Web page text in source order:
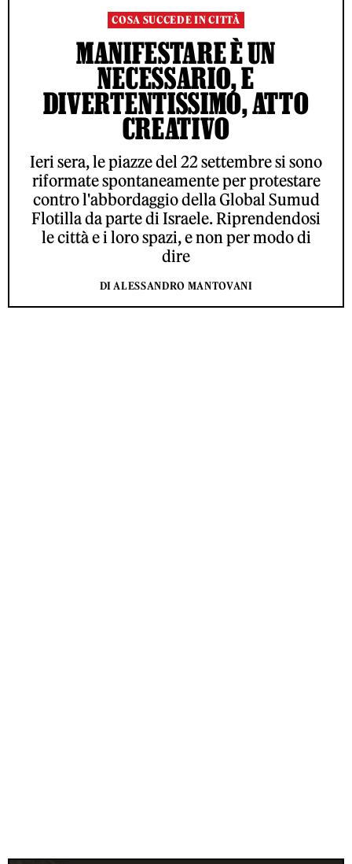
COSA SUCCEDE IN CITTÀ
MANIFESTARE È UN
NECESSARIO, E
DIVERTENTISSIMO, ATTO
CREATIVO
Ieri sera, le piazze del 22 settembre si sono
riformate spontaneamente per protestare
contro l'abbordaggio della Global Sumud
Flotilla da parte di Israele. Riprendendosi
le città e i loro spazi, e non per modo di
dire
DI ALESSANDRO MANTOVANI